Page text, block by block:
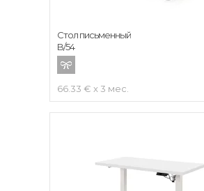
66.33 € x 3 мес.
Стол письменный
B/54